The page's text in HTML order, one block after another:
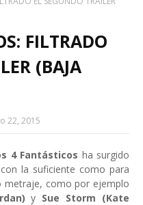
FILTRADO
(BAJA
22, 2015
4 Fantásticos ha surgido
la suficiente como para
metraje, como por ejemplo
y Sue Storm (Kate